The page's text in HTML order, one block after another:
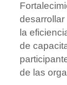
la
de
de las